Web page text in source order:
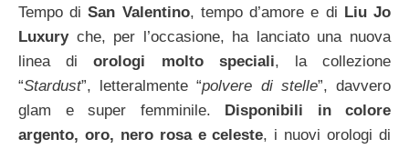
Tempo diSan Valentino, tempo d’amore e di Liu Jo
Luxuryche, per l’occasione, ha lanciato una nuova
linea diorologi molto speciali, la collezione
“Stardust”, letteralmente “polvere di stelle”, davvero
glam e super femminile. Disponibili in colore
argento, oro, nero rosa e celeste, i nuovi orologi di